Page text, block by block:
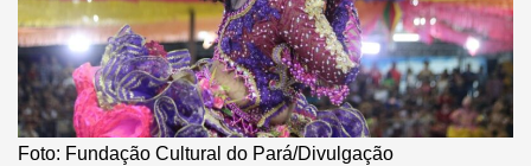
Foto: Fundação Cultural do Pará/Divulgação